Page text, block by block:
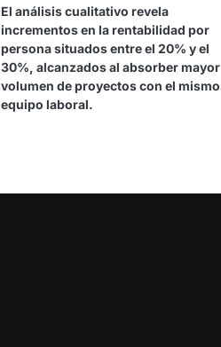
El análisis cualitativo revela
incrementos en la rentabilidad por
persona situados entre el 20% y el
30%, alcanzados al absorber mayor
volumen de proyectos con el mismo
equipo laboral.